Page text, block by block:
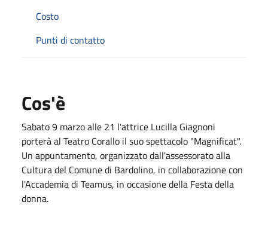
Costo
Punti di contatto
Cos'è
Sabato 9 marzo alle 21 l'attrice Lucilla Giagnoni
porterà al Teatro Corallo il suo spettacolo "Magnificat".
Un appuntamento, organizzato dall'assessorato alla
Cultura del Comune di Bardolino, in collaborazione con
l'Accademia di Teamus, in occasione della Festa della
donna.